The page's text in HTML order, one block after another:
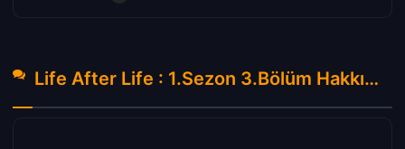
Life After Life : 1.Sezon 3.Bölüm Hakkında Yorumlar